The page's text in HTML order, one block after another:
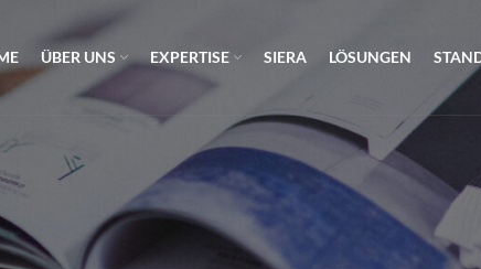
ÜBER UNS EXPERTISE SIERA LÖSUNGEN